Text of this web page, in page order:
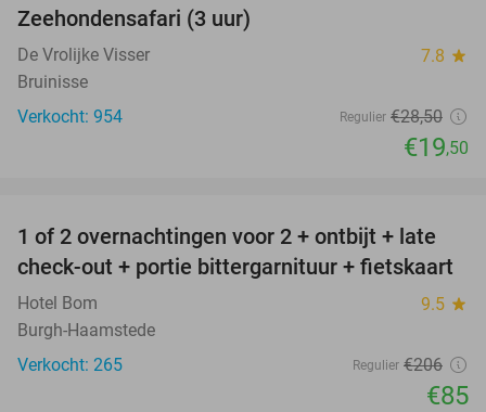
Zeehondensafari (3 uur)
De Vrolijke Visser 7.8 star
Bruinisse
Verkocht: 954
Regulier €28,50
€19,50
59%
1 of 2 overnachtingen voor 2 + ontbijt + late
check-out + portie bittergarnituur + fietskaart
Hotel Bom 9.5 star
Burgh-Haamstede
Verkocht: 265
Regulier €206
€85